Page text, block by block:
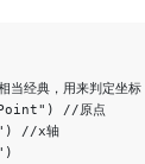
典，用来判定坐标
//原点
//x轴